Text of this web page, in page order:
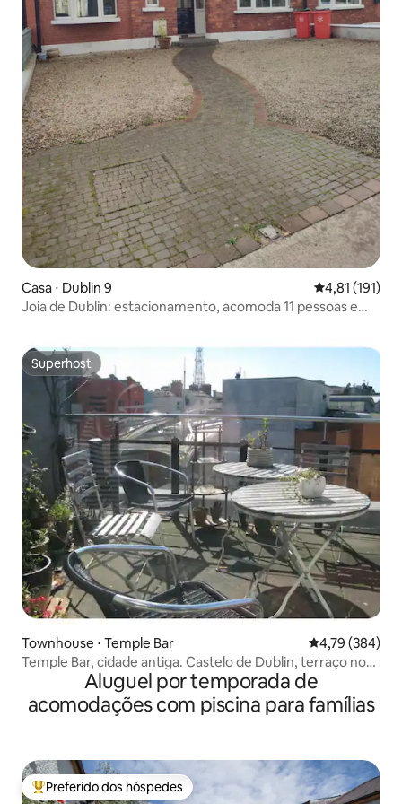
Casa ⋅ Dublin 9 4,81 de uma
4,81 (191)
Joia de Dublin: estacionamento, acomoda 11 pessoas e
Superhost
Superhost
Townhouse ⋅ Temple Bar 4,79 de uma
4,79 (384)
Temple Bar, cidade antiga. Castelo de Dublin, terraço no
Aluguel por temporada de
acomodações com piscina para famílias
Entre os melhores preferidos dos hóspedes
Preferido dos hóspedes